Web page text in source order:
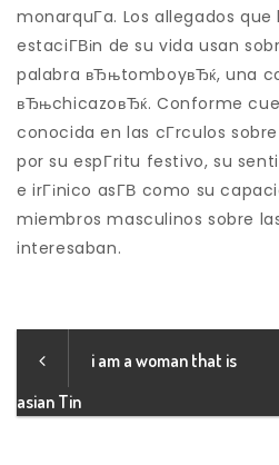
monarquГ­a. Los allegados
estaciГ­Віn de su vida usan
palabra вЂњtomboyвЂќ, una
вЂњchicazoвЂќ. Conforme
conocida en las cГ­rculos
por su espГ­ritu festivo, su
e irГіnico asГ­В­ como su
miembros masculinos sobre
interesaban.
i am a woman that is
asian Tin